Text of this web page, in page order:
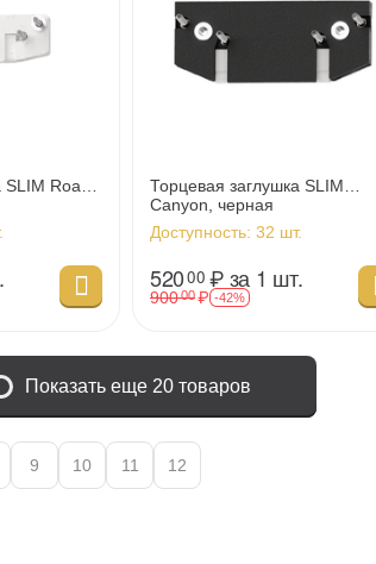
Road
Торцевая заглушка SLIM
Canyon, черная
Доступность: 32 шт.
52000 ₽за 1 шт.
90000₽ -42%
Показать еще 20 товаров
9 10 11 12